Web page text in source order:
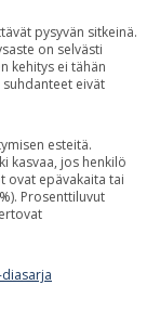
pysyvän sitkeinä.
on selvästi
kehitys ei tähän
eivät
esteitä.
kasvaa, jos henkilö
ovat epävakaita tai
Prosenttiluvut